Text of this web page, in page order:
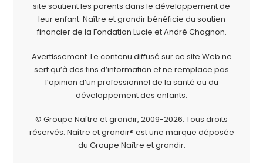
site soutient les parents dans le développement de
leur enfant. Naître et grandir bénéficie du soutien
financier de la Fondation Lucie et André Chagnon.
Avertissement. Le contenu diffusé sur ce site Web ne
sert qu’à des fins d’information et ne remplace pas
l’opinion d’un professionnel de la santé ou du
développement des enfants.
© Groupe Naître et grandir, 2009-2026. Tous droits
réservés. Naître et grandir® est une marque déposée
du Groupe Naître et grandir.